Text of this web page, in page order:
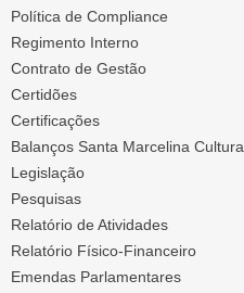
Política de Compliance
Regimento Interno
Contrato de Gestão
Certidões
Certificações
Balanços Santa Marcelina Cultura
Legislação
Pesquisas
Relatório de Atividades
Relatório Físico-Financeiro
Emendas Parlamentares